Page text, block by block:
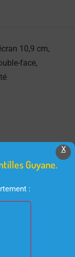
10,9 cm,
face,
X
Guyane.
: